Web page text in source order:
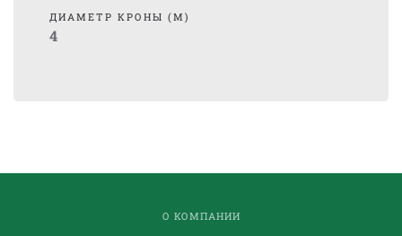
ДИАМЕТР КРОНЫ (М)
4
О КОМПАНИИ